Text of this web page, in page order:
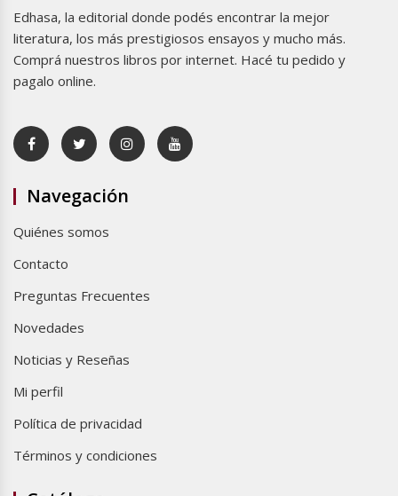
Edhasa, la editorial donde podés encontrar la mejor
literatura, los más prestigiosos ensayos y mucho más.
Comprá nuestros libros por internet. Hacé tu pedido y
pagalo online.
Navegación
Quiénes somos
Contacto
Preguntas Frecuentes
Novedades
Noticias y Reseñas
Mi perfil
Política de privacidad
Términos y condiciones